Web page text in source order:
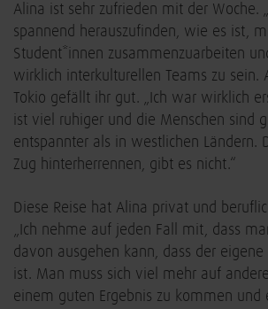
Alina ist sehr zufrieden mit der Woche.
spannend herauszufinden, wie es ist,
Student*innen zusammenzuarbeiten
wirklich interkulturellen Teams zu sein.
Tokio gefällt ihr gut. „Ich war wirklich
ist viel ruhiger und die Menschen sind
entspannter als in westlichen Ländern.
Zug hinterherrennen, gibt es nicht.“
Diese Reise hat Alina privat und
„Ich nehme auf jeden Fall mit, dass
davon ausgehen kann, dass der
ist. Man muss sich viel mehr auf
einem guten Ergebnis zu kommen und